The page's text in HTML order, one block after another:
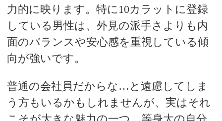
力的に映ります。特に10カラットに登録
している男性は、外見の派手さよりも内
面のバランスや安心感を重視している傾
向が強いです。
普通の会社員だからな…と遠慮してしま
う方もいるかもしれませんが、実はそれ